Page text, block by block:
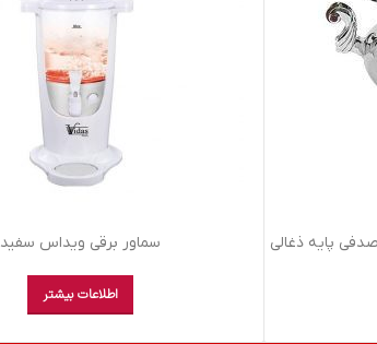
سماور برقي ويداس سفيد
اطلاعات بیشتر